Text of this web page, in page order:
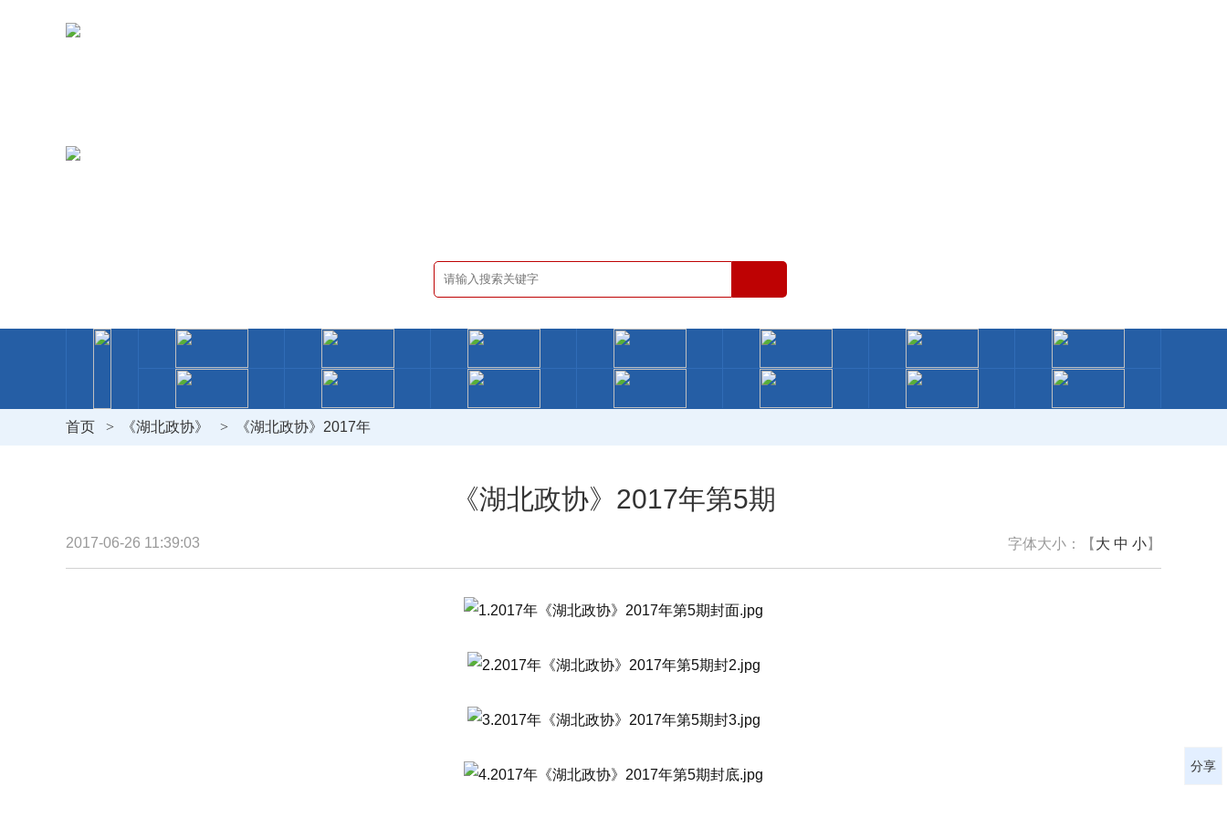
首页 > 《湖北政协》 > 《湖北政协》2017年
《湖北政协》2017年第5期
2017-06-26 11:39:03 字体大小：【 大 中 小】
分享